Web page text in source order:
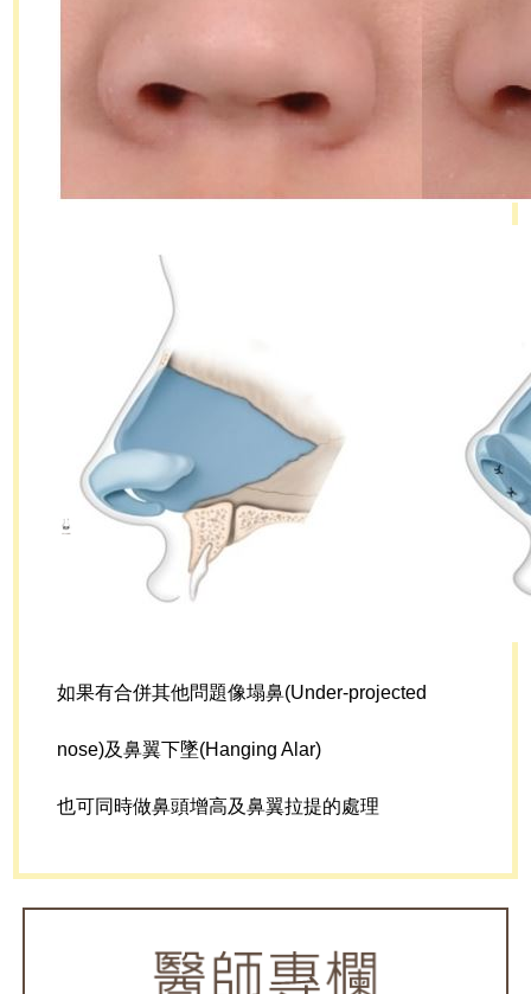
如果有合併其他問題像塌鼻(Under-projected
nose)及鼻翼下墜(Hanging Alar)
也可同時做鼻頭增高及鼻翼拉提的處理